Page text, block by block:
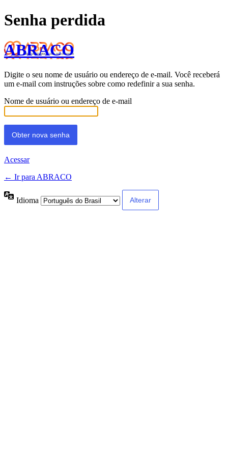
Senha perdida
ABRACO
Digite o seu nome de usuário ou endereço de e-mail. Você receberá
um e-mail com instruções sobre como redefinir a sua senha.
Nome de usuário ou endereço de e-mail
Acessar
← Ir para ABRACO
Idioma